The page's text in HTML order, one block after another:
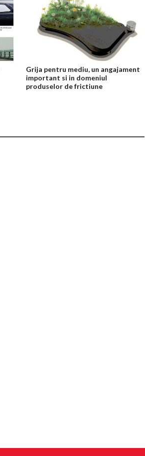
Grija pentru mediu, un angajament
important si in domeniul
produselor de frictiune